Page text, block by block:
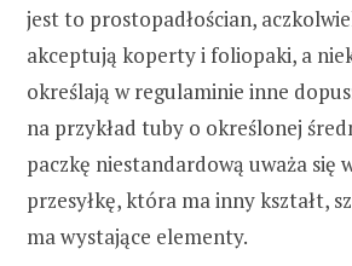
jest to prostopadłościan,
akceptują koperty i foliopaki, a
określają w regulaminie inne
na przykład tuby o określonej
paczkę niestandardową uważa się
przesyłkę, która ma inny kształt,
ma wystające elementy.